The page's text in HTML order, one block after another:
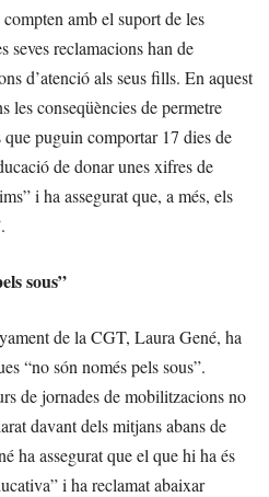
amb el suport de les
seves reclamacions han de
d’atenció als seus fills. En aquest
les conseqüències de permetre
puguin comportar 17 dies de
de donar unes xifres de
i ha assegurat que, a més, els
sous”
de la CGT, Laura Gené, ha
“no són només pels sous”.
de jornades de mobilitzacions no
davant dels mitjans abans de
ha assegurat que el que hi ha és
i ha reclamat abaixar